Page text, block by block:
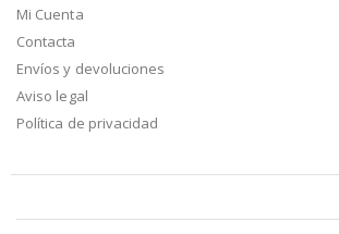
Mi Cuenta
Contacta
Envíos y devoluciones
Aviso legal
Política de privacidad